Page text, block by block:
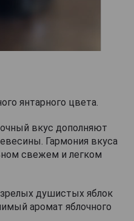
янтарного цвета.
вкус дополняют
Гармония вкуса
свежем и легком
душистых яблок
аромат яблочного